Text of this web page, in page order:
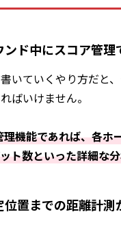
ド中にスコア管理
いていくやり方だと
ばいけません。
機能であれば、各ホ
ト数といった詳細な
置までの距離計測